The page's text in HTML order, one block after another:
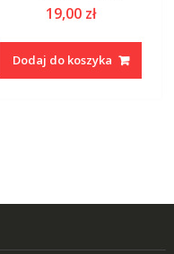
19,00 zł
Dodaj do koszyka